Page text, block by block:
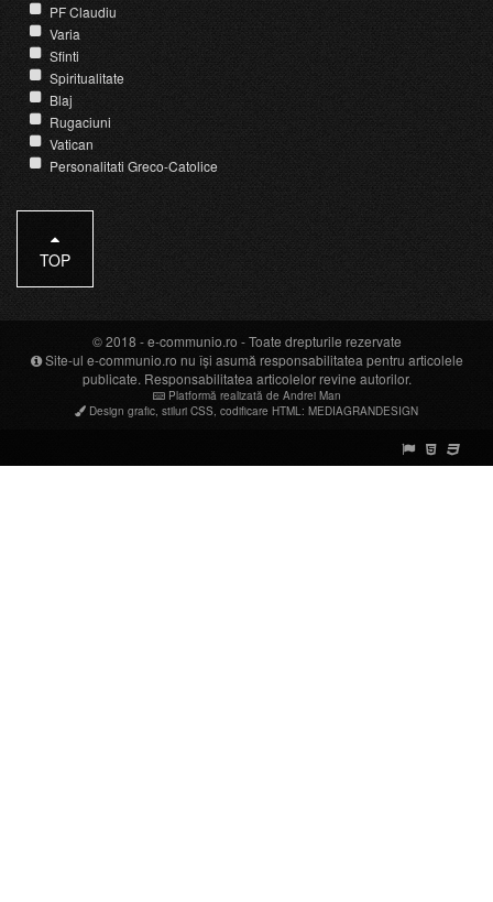
PF Claudiu
Varia
Sfinti
Spiritualitate
Blaj
Rugaciuni
Vatican
Personalitati Greco-Catolice
TOP
© 2018 -e-communio.ro - Toate drepturile rezervate
Site-ul e-communio.ro nu își asumă responsabilitatea pentru articolele
publicate. Responsabilitatea articolelor revine autorilor.
Platformă realizată de Andrei Man
Design grafic stiluri CSS codificare HTML : MEDIAGRANDESIGN